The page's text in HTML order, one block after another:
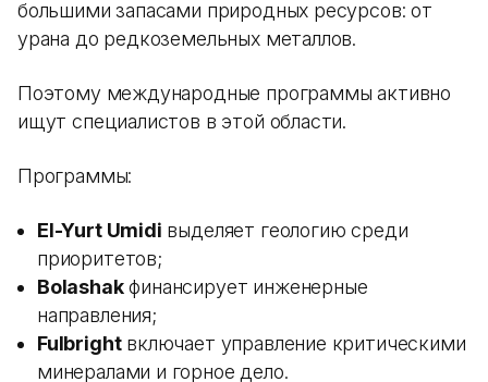
большими запасами природных ресурсов: от
урана до редкоземельных металлов.
Поэтому международные программы активно
ищут специалистов в этой области.
Программы:
El-Yurt Umidi выделяет геологию среди
приоритетов;
Bolashakфинансирует инженерные
направления;
Fulbrightвключает управление критическими
минералами и горное дело.